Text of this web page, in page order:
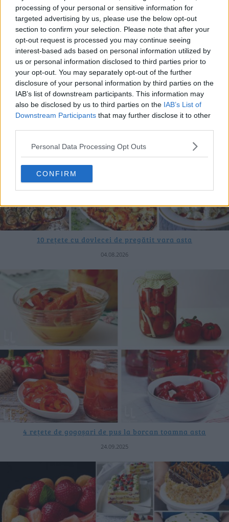
processing of your personal or sensitive information for
targeted advertising by us, please use the below opt-out
section to confirm your selection. Please note that after your
opt-out request is processed you may continue seeing
interest-based ads based on personal information utilized by
us or personal information disclosed to third parties prior to
your opt-out. You may separately opt-out of the further
disclosure of your personal information by third parties on the
IAB’s list of downstream participants. This information may
also be disclosed by us to third parties on the IAB’s List of
Downstream Participants that may further disclose it to other
Personal Data Processing Opt Outs
CONFIRM
20 de rețete de salate de vară fără prelucrare termică
06.08.2026
10 rețete cu dovlecei de pregătit vara asta
04.08.2026
4 rețete de gogoșari de pus la borcan toamna asta
24.09.2025